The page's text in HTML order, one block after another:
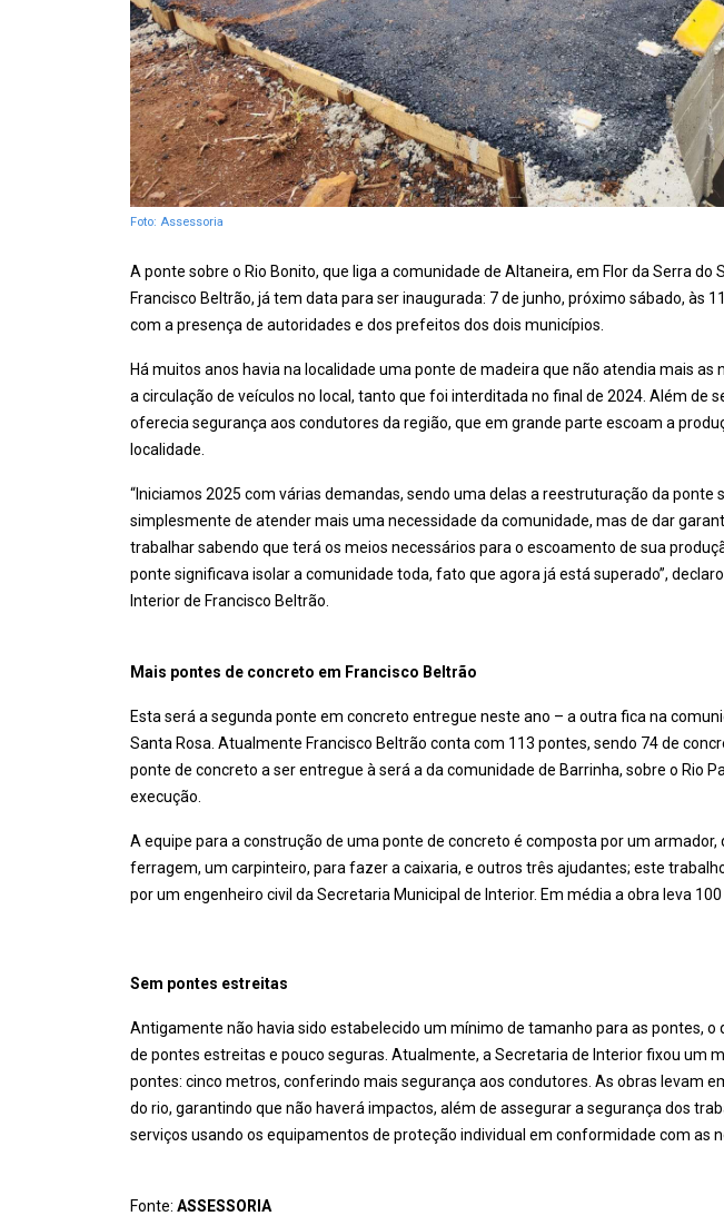
Foto: Assessoria
A ponte sobre o Rio Bonito, que liga a comunidade de Altaneira, em Flor da Serra do
Francisco Beltrão, já tem data para ser inaugurada: 7 de junho, próximo sábado, às
com a presença de autoridades e dos prefeitos dos dois municípios.
Há muitos anos havia na localidade uma ponte de madeira que não atendia mais as
a circulação de veículos no local, tanto que foi interditada no final de 2024. Além de
oferecia segurança aos condutores da região, que em grande parte escoam a
localidade.
“Iniciamos 2025 com várias demandas, sendo uma delas a reestruturação da ponte
simplesmente de atender mais uma necessidade da comunidade, mas de dar
trabalhar sabendo que terá os meios necessários para o escoamento de sua
ponte significava isolar a comunidade toda, fato que agora já está superado”,
Interior de Francisco Beltrão.
Mais pontes de concreto em Francisco Beltrão
Esta será a segunda ponte em concreto entregue neste ano – a outra fica na
Santa Rosa. Atualmente Francisco Beltrão conta com 113 pontes, sendo 74 de
ponte de concreto a ser entregue à será a da comunidade de Barrinha, sobre o Rio
execução.
A equipe para a construção de uma ponte de concreto é composta por um armador,
ferragem, um carpinteiro, para fazer a caixaria, e outros três ajudantes; este
por um engenheiro civil da Secretaria Municipal de Interior. Em média a obra leva
Sem pontes estreitas
Antigamente não havia sido estabelecido um mínimo de tamanho para as pontes, o
de pontes estreitas e pouco seguras. Atualmente, a Secretaria de Interior fixou um
pontes: cinco metros, conferindo mais segurança aos condutores. As obras levam
do rio, garantindo que não haverá impactos, além de assegurar a segurança dos
serviços usando os equipamentos de proteção individual em conformidade com as
Fonte: ASSESSORIA